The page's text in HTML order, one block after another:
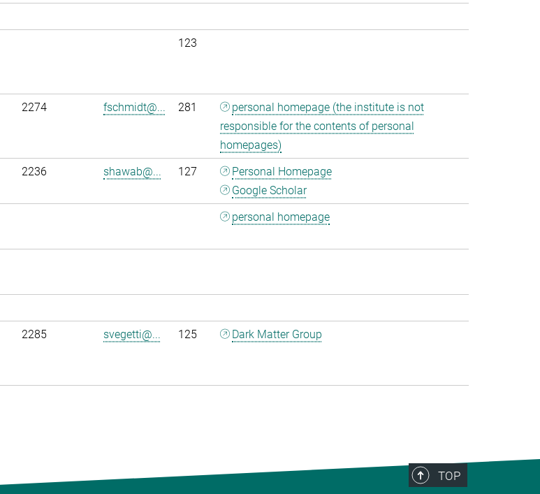
123
2274 fschmidt@... 281
personal homepage (the institute is not
responsible for the contents of personal
homepages)
2236 shawab@... 127
Personal Homepage
Google Scholar
personal homepage
2285 svegetti@... 125 Dark Matter Group
TOP